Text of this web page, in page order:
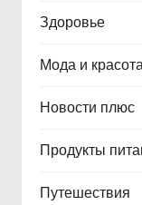
Здоровье
Мода и
Новости плюс
Продукты
Путешествия